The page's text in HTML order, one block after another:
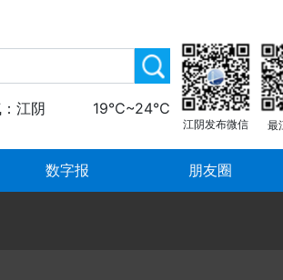
江阴 19℃~24℃
江阴发布微信 最
数字报 朋友圈